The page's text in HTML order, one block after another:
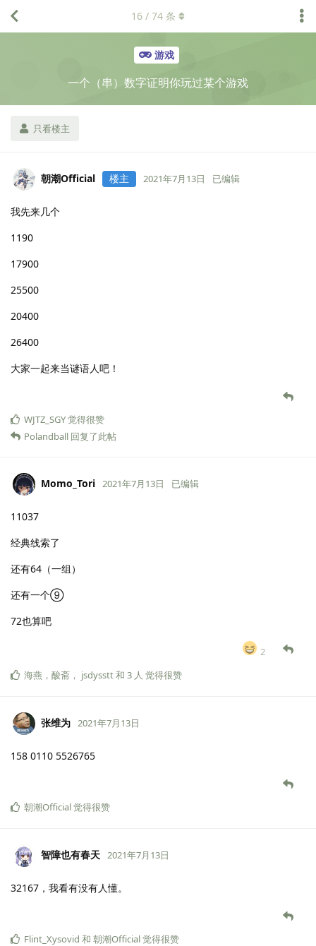
游戏
一个（串）数字证明你玩过某个游戏
只看楼主
16 / 74 条
朝潮Official 楼主 2021年7月13日 已编辑
我先来几个
1190
17900
25500
20400
26400
大家一起来当谜语人吧！
WJTZ_SGY觉得很赞
Polandball 回复了此帖
Momo_Tori 2021年7月13日 已编辑
11037
经典线索了
还有64（一组）
还有一个⑨
72也算吧
2
海燕 ， 酸斋 ， jsdysstt和 3 人 觉得很赞
张维为 2021年7月13日
158 0110 5526765
朝潮Official觉得很赞
智障也有春天 2021年7月13日
32167，我看有没有人懂。
Flint_Xysovid 和 朝潮Official觉得很赞